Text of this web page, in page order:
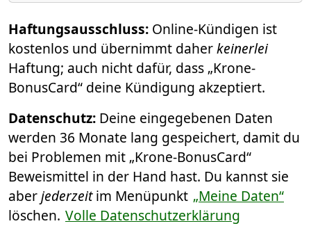
Haftungsausschluss: Online-Kündigen ist
kostenlos und übernimmt daherkeinerlei
Haftung; auch nicht dafür, dass „Krone-
BonusCard“ deine Kündigung akzeptiert.
Datenschutz: Deine eingegebenen Daten
werden 36 Monate lang gespeichert, damit du
bei Problemen mit „Krone-BonusCard“
Beweismittel in der Hand hast. Du kannst sie
aberjederzeitim Menüpunkt „Meine Daten“
löschen. Volle Datenschutzerklärung